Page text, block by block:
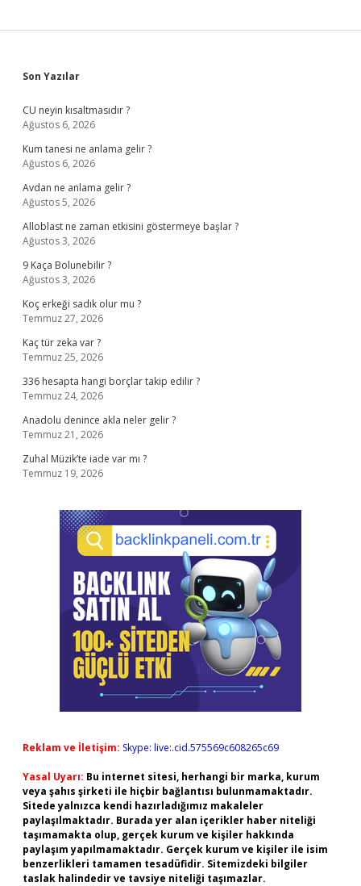
Sidebar
Son Yazılar
CU neyin kısaltmasıdır ?
Ağustos 6, 2026
Kum tanesi ne anlama gelir ?
Ağustos 6, 2026
Avdan ne anlama gelir ?
Ağustos 5, 2026
Alloblast ne zaman etkisini göstermeye başlar ?
Ağustos 3, 2026
9 Kaça Bolunebilir ?
Ağustos 3, 2026
Koç erkeği sadık olur mu ?
Temmuz 27, 2026
Kaç tür zeka var ?
Temmuz 25, 2026
336 hesapta hangi borçlar takip edilir ?
Temmuz 24, 2026
Anadolu denince akla neler gelir ?
Temmuz 21, 2026
Zuhal Müzik’te iade var mı ?
Temmuz 19, 2026
Reklam ve İletişim: Skype: live:.cid.575569c608265c69
Yasal Uyarı: Bu internet sitesi, herhangi bir marka, kurum
veya şahıs şirketi ile hiçbir bağlantısı bulunmamaktadır.
Sitede yalnızca kendi hazırladığımız makaleler
paylaşılmaktadır. Burada yer alan içerikler haber niteliği
taşımamakta olup, gerçek kurum ve kişiler hakkında
paylaşım yapılmamaktadır. Gerçek kurum ve kişiler ile isim
benzerlikleri tamamen tesadüfidir. Sitemizdeki bilgiler
taslak halindedir ve tavsiye niteliği taşımazlar.